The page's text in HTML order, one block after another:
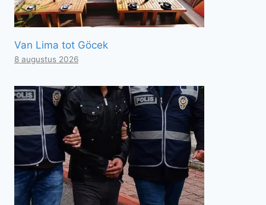
Van Lima tot Göcek
8 augustus 2026